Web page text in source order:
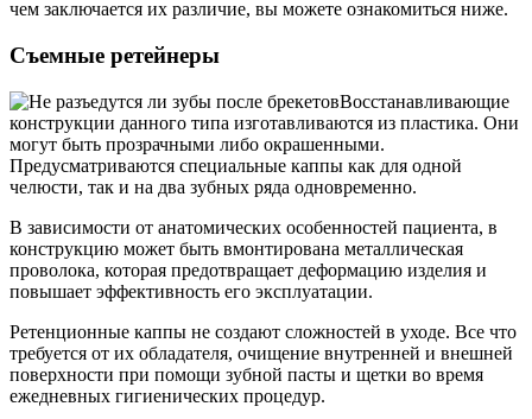
чем заключается их различие, вы можете ознакомиться ниже.
Съемные ретейнеры
Восстанавливающие
конструкции данного типа изготавливаются из пластика. Они
могут быть прозрачными либо окрашенными.
Предусматриваются специальные каппы как для одной
челюсти, так и на два зубных ряда одновременно.
В зависимости от анатомических особенностей пациента, в
конструкцию может быть вмонтирована металлическая
проволока, которая предотвращает деформацию изделия и
повышает эффективность его эксплуатации.
Ретенционные каппы не создают сложностей в уходе. Все что
требуется от их обладателя, очищение внутренней и внешней
поверхности при помощи зубной пасты и щетки во время
ежедневных гигиенических процедур.